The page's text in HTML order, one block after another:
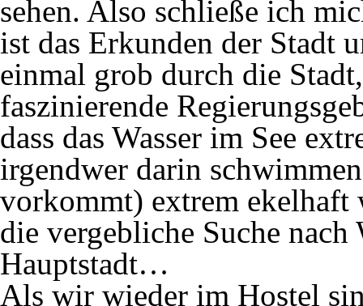
sehen. Also schließe ich
ist das Erkunden der Stadt
einmal grob durch die
faszinierende
dass das Wasser im See
irgendwer darin
vorkommt) extrem ekelhaft
die vergebliche Suche
Hauptstadt…
Als wir wieder im Hostel